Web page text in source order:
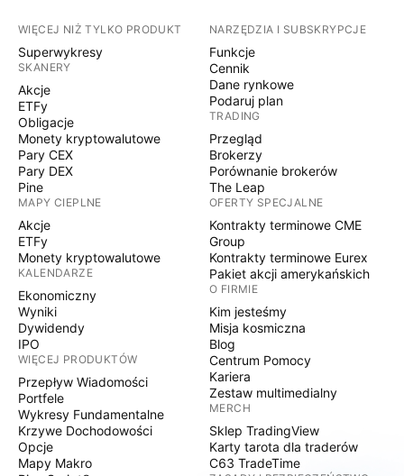
WIĘCEJ NIŻ TYLKO PRODUKT
Superwykresy
SKANERY
Akcje
ETFy
Obligacje
Monety kryptowalutowe
Pary CEX
Pary DEX
Pine
MAPY CIEPLNE
Akcje
ETFy
Monety kryptowalutowe
KALENDARZE
Ekonomiczny
Wyniki
Dywidendy
IPO
WIĘCEJ PRODUKTÓW
Przepływ Wiadomości
Portfele
Wykresy Fundamentalne
Krzywe Dochodowości
Opcje
Mapy Makro
NARZĘDZIA I SUBSKRYPCJE
Funkcje
Cennik
Dane rynkowe
Podaruj plan
TRADING
Przegląd
Brokerzy
Porównanie brokerów
The Leap
OFERTY SPECJALNE
Kontrakty terminowe CME
Group
Kontrakty terminowe Eurex
Pakiet akcji amerykańskich
O FIRMIE
Kim jesteśmy
Misja kosmiczna
Blog
Centrum Pomocy
Kariera
Zestaw multimedialny
MERCH
Sklep TradingView
Karty tarota dla traderów
C63 TradeTime